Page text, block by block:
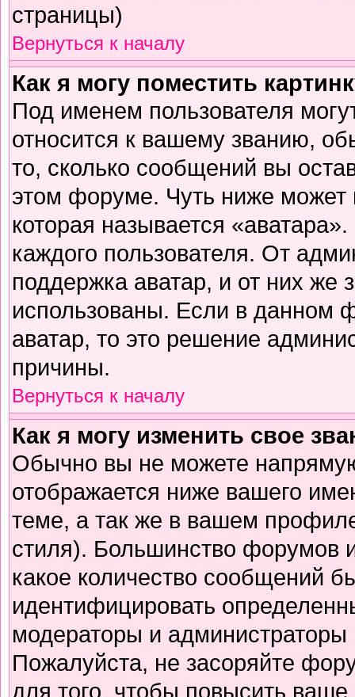
страницы)
Вернуться к началу
Как я могу поместить
Под именем пользователя
относится к вашему званию,
то, сколько сообщений вы
этом форуме. Чуть ниже может
которая называется
каждого пользователя. От
поддержка аватар, и от них же
использованы. Если в данном
аватар, то это решение
причины.
Вернуться к началу
Как я могу изменить свое
Обычно вы не можете
отображается ниже вашего
теме, а так же в вашем
стиля). Большинство форумов
какое количество сообщений
идентифицировать
модераторы и
Пожалуйста, не засоряйте
для того, чтобы повысить